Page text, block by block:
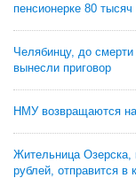
пенсионерке 80 тысяч
Челябинцу, до смерти
вынесли приговор
НМУ возвращаются
Жительница Озерска,
рублей, отправится в